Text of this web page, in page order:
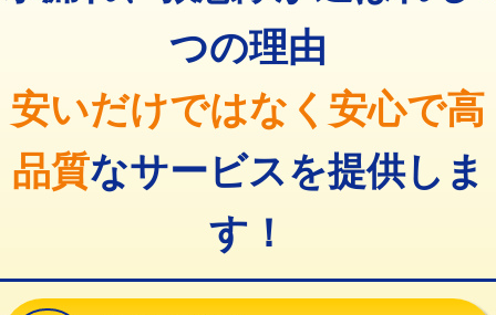
16,500円
廃棄・処分 現場見積
止水・漏水調査・防水処理・清掃・修
22,000円
止水・漏水調査・防水処理・清掃・修
理・調整・分解・加工など（重作業）
33,000円
その他部品の脱着 8,800円～
交換・取付(単水栓（壁付・デッキ
式）)
13,200円+材料費
つの理由
安いだけではなく安心で高
品質なサービスを提供しま
す！